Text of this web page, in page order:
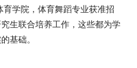
学院，体育舞蹈专业获准招
生联合培养工作，这些都为学
基础。